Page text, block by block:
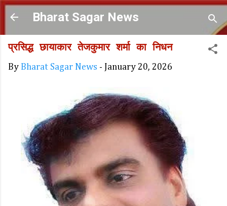
Skip to main content
Bharat Sagar News
प्रसिद्ध छायाकार तेजकुमार शर्मा का निधन
By Bharat Sagar News - January 20, 2026